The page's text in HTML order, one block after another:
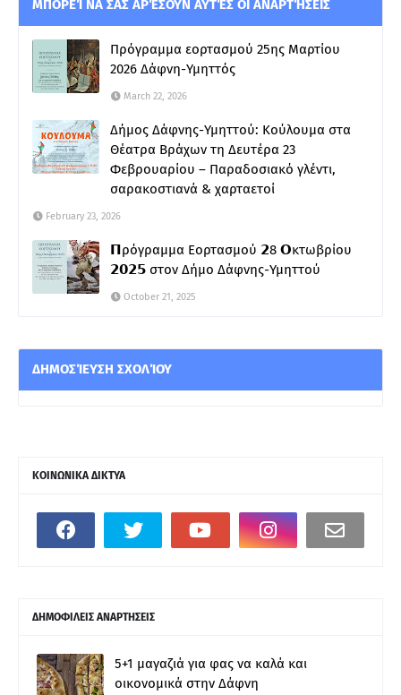
ΜΠΟΡΕΊ ΝΑ ΣΑΣ ΑΡΈΣΟΥΝ ΑΥΤΈΣ ΟΙ ΑΝΑΡΤΉΣΕΙΣ
Πρόγραμμα εορτασμού 25ης Μαρτίου
2026 Δάφνη-Υμηττός
March 22, 2026
Δήμος Δάφνης-Υμηττού: Κούλουμα στα
Θέατρα Βράχων τη Δευτέρα 23
Φεβρουαρίου – Παραδοσιακό γλέντι,
σαρακοστιανά & χαρταετοί
February 23, 2026
𝝥ρόγραμμα Εορτασμού 𝟮8 𝝤κτωβρίου
𝟮𝟬𝟮𝟱 στον Δήμο Δάφνης-Υμηττού
October 21, 2025
ΔΗΜΟΣΊΕΥΣΗ ΣΧΟΛΊΟΥ
ΚΟΙΝΩΝΙΚΑ ΔΙΚΤΥΑ
ΔΗΜΟΦΙΛΕΙΣ ΑΝΑΡΤΗΣΕΙΣ
5+1 μαγαζιά για φας να καλά και
οικονομικά στην Δάφνη